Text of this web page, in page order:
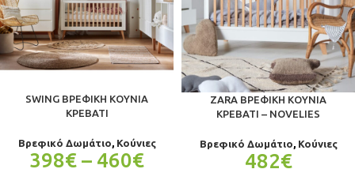
SWING ΒΡΕΦΙΚΉ ΚΟΎΝΙΑ
ΚΡΕΒΆΤΙ
Βρεφικό Δωμάτιο, Κούνιες
398€ – 460€
ZARA ΒΡΕΦΙΚΉ ΚΟΎΝΙΑ
ΚΡΕΒΆΤΙ – NOVELIES
Βρεφικό Δωμάτιο Κούνιες
482€